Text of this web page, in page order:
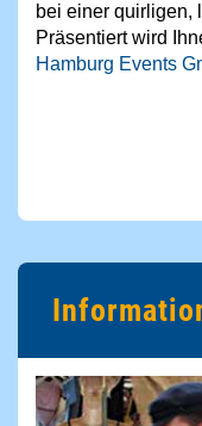
bei einer quirligen,
Präsentiert wird
Hamburg Events